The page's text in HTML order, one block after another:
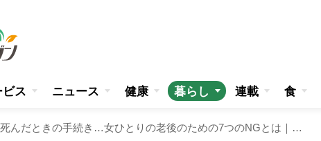
ス ニュース 健康 暮らし 連載 食
夫が死んだときの手続き…女ひとりの老後のための7つのNGとは｜ファイナンシャルプランナー風呂内亜矢さん